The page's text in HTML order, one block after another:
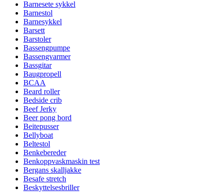
Barnesete sykkel
Barnestol
Barnesykkel
Barsett
Barstoler
Bassengpumpe
Bassengvarmer
Bassgitar
Baugpropell
BCAA
Beard roller
Bedside crib
Beef Jerky
Beer pong bord
Beitepusser
Bellyboat
Beltestol
Benkebereder
Benkoppvaskmaskin test
Bergans skalljakke
Besafe stretch
Beskyttelsesbriller